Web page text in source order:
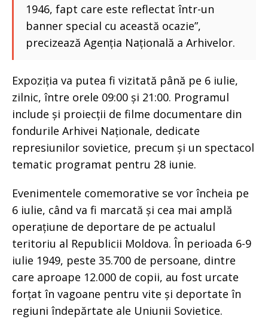
1946, fapt care este reflectat într-un
banner special cu această ocazie”,
precizează Agenția Națională a Arhivelor.
Expoziția va putea fi vizitată până pe 6 iulie,
zilnic, între orele 09:00 și 21:00. Programul
include și proiecții de filme documentare din
fondurile Arhivei Naționale, dedicate
represiunilor sovietice, precum și un spectacol
tematic programat pentru 28 iunie.
Evenimentele comemorative se vor încheia pe
6 iulie, când va fi marcată și cea mai amplă
operațiune de deportare de pe actualul
teritoriu al Republicii Moldova. În perioada 6-9
iulie 1949, peste 35.700 de persoane, dintre
care aproape 12.000 de copii, au fost urcate
forțat în vagoane pentru vite și deportate în
regiuni îndepărtate ale Uniunii Sovietice.